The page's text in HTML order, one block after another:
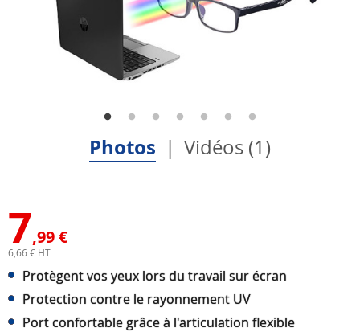
Photos Vidéos (1)
7,99 €
6,66 € HT
Protègent vos yeux lors du travail sur écran
Protection contre le rayonnement UV
Port confortable grâce à l'articulation flexible